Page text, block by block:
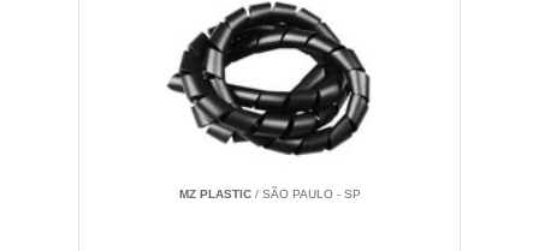
MZ PLASTIC/ SÃO PAULO - SP